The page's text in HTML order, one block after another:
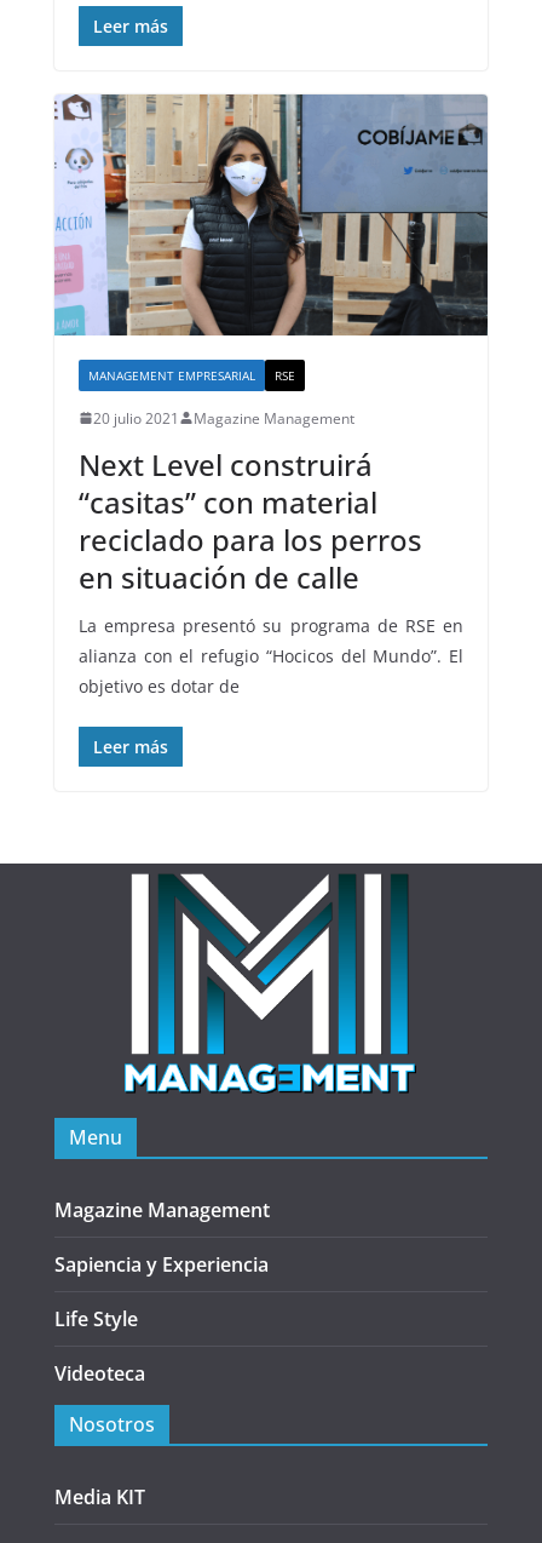
Leer más
MANAGEMENT EMPRESARIAL RSE
20 julio 2021 Magazine Management
Next Level construirá
“casitas” con material
reciclado para los perros
en situación de calle
La empresa presentó su programa de RSE en
alianza con el refugio “Hocicos del Mundo”. El
objetivo es dotar de
Leer más
Menu
Magazine Management
Sapiencia y Experiencia
Life Style
Videoteca
Nosotros
Media KIT